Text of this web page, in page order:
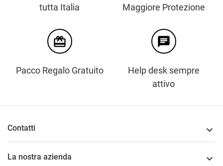
tutta Italia
Maggiore Protezione
card_giftcard
Pacco Regalo Gratuito
chat
Help desk sempre
attivo
Contatti 
La nostra azienda 